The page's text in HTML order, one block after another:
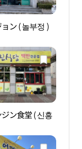
ン ( 놀부정 )
ン食堂 ( 신흥